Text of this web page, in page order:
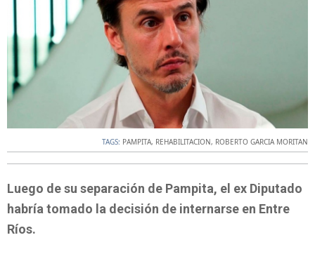
TAGS: PAMPITA, REHABILITACION, ROBERTO GARCIA MORITAN
Luego de su separación de Pampita, el ex Diputado
habría tomado la decisión de internarse en Entre
Ríos.